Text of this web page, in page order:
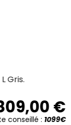
Gris.
€
conseillé : 1099€